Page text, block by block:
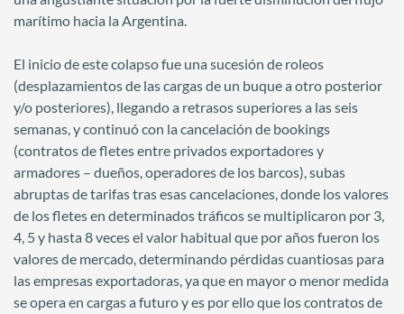
marítimo hacia la Argentina.
El inicio de este colapso fue una sucesión de roleos
(desplazamientos de las cargas de un buque a otro posterior
y/o posteriores), llegando a retrasos superiores a las seis
semanas, y continuó con la cancelación de bookings
(contratos de fletes entre privados exportadores y
armadores – dueños, operadores de los barcos), subas
abruptas de tarifas tras esas cancelaciones, donde los valores
de los fletes en determinados tráficos se multiplicaron por 3,
4, 5 y hasta 8 veces el valor habitual que por años fueron los
valores de mercado, determinando pérdidas cuantiosas para
las empresas exportadoras, ya que en mayor o menor medida
se opera en cargas a futuro y es por ello que los contratos de